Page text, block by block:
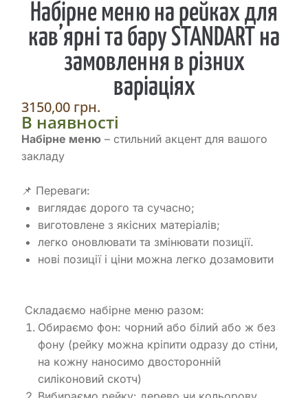
Набірне меню на рейках для
кав’ярні та бару STANDART на
замовлення в різних
варіаціях
3150,00 грн.
В наявності
Набірне меню – стильний акцент для вашого
закладу
📌 Переваги:
виглядає дорого та сучасно;
виготовлене з якісних матеріалів;
легко оновлювати та змінювати позиції.
нові позиції і ціни можна легко дозамовити
Складаємо набірне меню разом:
Обираємо фон: чорний або білий або ж без
фону (рейку можна кріпити одразу до стіни,
на кожну наносимо двосторонній
силіконовий скотч)